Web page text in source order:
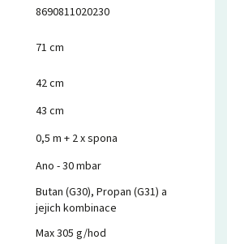
8690811020230
71 cm
42 cm
43 cm
0,5 m + 2 x spona
Ano - 30 mbar
Butan (G30), Propan (G31) a
jejich kombinace
Max 305 g/hod